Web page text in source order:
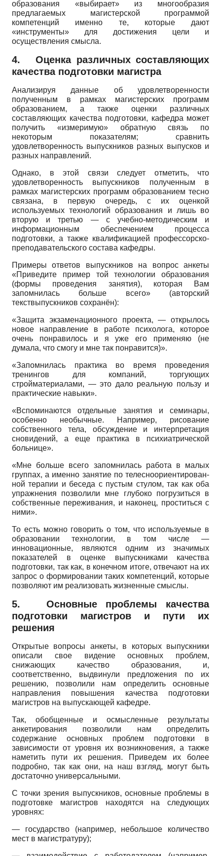
образования «выбирает» из многообразия
предлагаемых магистерской программой
компетенций именно те, которые дают
«инструменты» для достижения цели и
осуществления смысла.
4.Оценка различных составляющих
качества подготовки магистра
Анализируя данные об удовлетворенности
полученным в рамках магистерских программ
образованием, а также оценки различных
составляющих качества подготовки, кафедра может
получить «измеримую» обратную связь по
некоторым показателям; сравнить
удовлетворенность выпускников разных выпусков и
разных направлений.
Однако, в этой связи следует отметить, что
удовлетворенность выпускников полученным в
рамках магистерских программ образованием тесно
связана, в первую очередь, с их оценкой
используемых технологий образования и лишь во
вторую и третью — с учебно-методическим и
информационным обеспечением процесса
подготовки, а также квалификацией профессорско-
преподавательского состава кафедры.
Примеры ответов выпускников на вопрос анкеты
«Приведите пример той технологии образования
(формы проведения занятия), которая Вам
запомнилась больше всего» (авторский
текствыпускников сохранён):
«Защита экзаменационного проекта, — открылось
новое направление в работе психолога, которое
очень понравилось и я уже его применяю (не
думала, что смогу и мне так понравится)».
«Запомнилась практика во время проведения
тренингов для компаний, торгующих
стройматериалами, — это дало реальную пользу и
практические навыки».
«Вспоминаются отдельные занятия и семинары,
особенно необычные. Например, рисование
собственного тела, обсуждение и интерпретация
сновидений, а еще практика в психиатрической
больнице».
«Мне больше всего запомнилась работа в малых
группах, а именно занятие по телесноориентирован­
ной терапии и беседа с пустым стулом, так как оба
упражнения позволили мне глубоко погрузиться в
собственные переживания, и наконец, проститься с
ними».
То есть можно говорить о том, что используемые в
образовании технологии, в том числе —
инновационные, являются одним из значимых
показателей в оценке выпускниками качества
подготовки, так как, в конечном итоге, отвечают на их
запрос о формировании таких компетенций, которые
позволяют им реализовать жизненные смыслы.
5. Основные проблемы качества
подготовки магистров и пути их
решения
Открытые вопросы анкеты, в которых выпускники
описали свое видение основных проблем,
снижающих качество образования, и,
соответственно, выдвинули предложения по их
решению, позволили нам определить основные
направления повышения качества подготовки
магистров на выпускающей кафедре.
Так, обобщенные и осмысленные результаты
анкетирования позволили нам определить
содержание основных проблем подготовки в
зависимости от уровня их возникновения, а также
наметить пути их решения. Приведем их более
подробно, так как они, на наш взгляд, могут быть
достаточно универсальными.
С точки зрения выпускников, основные проблемы в
подготовке магистров находятся на следующих
уровнях:
— государство (например, небольшое количество
мест в магистратуру);